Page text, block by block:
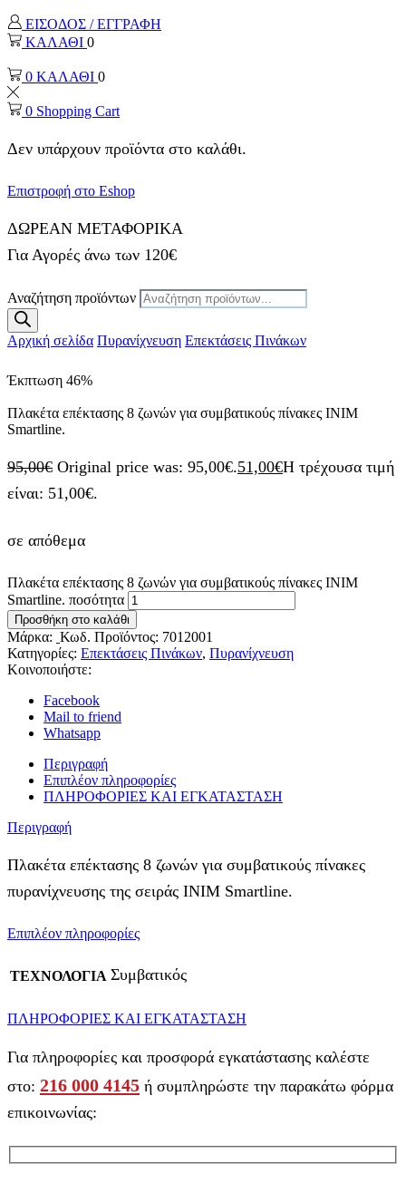
ΕΙΣΟΔΟΣ / ΕΓΓΡΑΦΗ
ΚΑΛΑΘΙ 0
0 ΚΑΛΑΘΙ 0
0 Shopping Cart
Δεν υπάρχουν προϊόντα στο καλάθι.
Επιστροφή στο Eshop
ΔΩΡΕΑΝ ΜΕΤΑΦΟΡΙΚΑ
Για Αγορές άνω των 120€
Αναζήτηση προϊόντων
Αρχική σελίδα Πυρανίχνευση Επεκτάσεις Πινάκων
Έκπτωση 46%
Πλακέτα επέκτασης 8 ζωνών για συμβατικούς πίνακες INIM
Smartline.
95,00€ Original price was: 95,00€.51,00€Η τρέχουσα τιμή
είναι: 51,00€.
σε απόθεμα
Πλακέτα επέκτασης 8 ζωνών για συμβατικούς πίνακες INIM
Smartline. ποσότητα
Προσθήκη στο καλάθι
Μάρκα: Κωδ. Προϊόντος: 7012001
Κατηγορίες: Επεκτάσεις Πινάκων, Πυρανίχνευση
Κοινοποιήστε:
Facebook
Mail to friend
Whatsapp
Περιγραφή
Επιπλέον πληροφορίες
ΠΛΗΡΟΦΟΡΙΕΣ ΚΑΙ ΕΓΚΑΤΑΣΤΑΣΗ
Περιγραφή
Πλακέτα επέκτασης 8 ζωνών για συμβατικούς πίνακες
πυρανίχνευσης της σειράς INIM Smartline.
Επιπλέον πληροφορίες
ΤΕΧΝΟΛΟΓΙΑ Συμβατικός
ΠΛΗΡΟΦΟΡΙΕΣ ΚΑΙ ΕΓΚΑΤΑΣΤΑΣΗ
Για πληροφορίες και προσφορά εγκατάστασης καλέστε
στο: 216 000 4145 ή συμπληρώστε την παρακάτω φόρμα
επικοινωνίας: